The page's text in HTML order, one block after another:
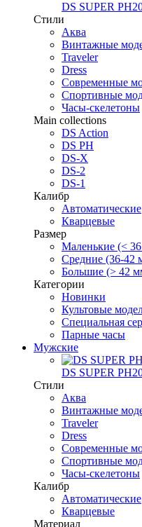
DS SUPER
Стили
Аква
Винтажные
Traveler
Dress
Современные
Спортивные
Часы-скелетоны
Main collections
DS Action
DS PH
DS-X
DS-2
DS-1
Калибр
Автоматические
Кварцевые
Размер
Маленькие (<
Средние (36-42
Большие (> 42
Категории
Новинки
Культовые
Специальная
Парные часы
Мужские
DS SUPER
Стили
Аква
Винтажные
Traveler
Dress
Современные
Спортивные
Часы-скелетоны
Калибр
Автоматические
Кварцевые
Материал